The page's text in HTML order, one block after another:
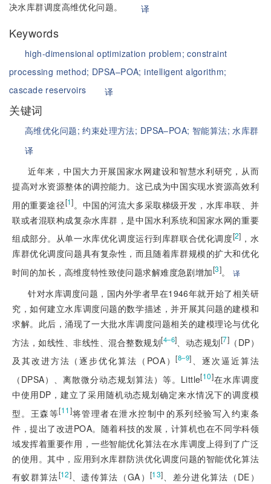
决水库群调度高维优化问题。
译
Keywords
high-dimensional optimization problem;constraint
processing method; DPSA–POA;intelligent algorithm;
cascade reservoirs
译
关键词
高维优化问题;约束处理方法; DPSA–POA; 智能算法;水库群
译
近年来，中国大力开展国家水网建设和智慧水利研究，从而
提高对水资源整体的调控能力。这已成为中国实现水资源高效利
用的重要途径[1]。中国的河流大多采取梯级开发，水库串联、并
联或者混联构成复杂水库群，是中国水利系统和国家水网的重要
组成部分。从单一水库优化调度运行到库群联合优化调度[2] ，水
库群优化调度问题具有复杂性，而且随着库群规模的扩大和优化
时间的加长，高维度特性致使问题求解难度急剧增加[3]。 译
针对水库调度问题，国内外学者早在1946年就开始了相关研
究，如何建立水库调度问题的数学描述，并开展其问题的建模和
求解。此后，涌现了一大批水库调度问题相关的建模理论与优化
方法，如线性、非线性、混合整数规划[4–6] 、动态规划[7] （DP）
及其改进方法（逐步优化算法（POA）[8–9]、逐次逼近算法
（DPSA）、离散微分动态规划算法）等。Little[10]在水库调度
中使用DP，建立了采用随机动态规划确定来水情况下的调度模
型。王森等[11]将管理者在泄水控制中的系列经验写入约束条
件，提出了改进POA。随着科技的发展，计算机也在不同学科领
域发挥着重要作用，一些智能优化算法在水库调度上得到了广泛
的使用。其中，应用到水库群防洪优化调度问题的智能优化算法
有蚁群算法[12]、遗传算法（GA） [13]、差分进化算法（DE）